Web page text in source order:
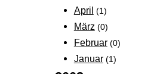
April (1)
März (0)
Februar (0)
Januar (1)